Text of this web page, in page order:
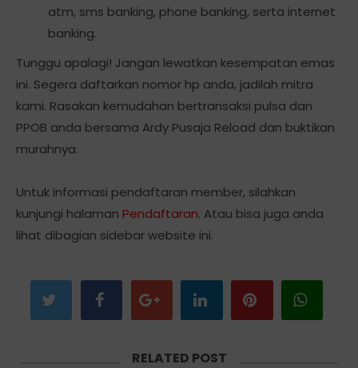
atm, sms banking, phone banking, serta internet
banking.
Tunggu apalagi! Jangan lewatkan kesempatan emas
ini. Segera daftarkan nomor hp anda, jadilah mitra
kami. Rasakan kemudahan bertransaksi pulsa dan
PPOB anda bersama Ardy Pusaja Reload dan buktikan
murahnya.
Untuk informasi pendaftaran member, silahkan
kunjungi halaman Pendaftaran. Atau bisa juga anda
lihat dibagian sidebar website ini.
RELATED POST